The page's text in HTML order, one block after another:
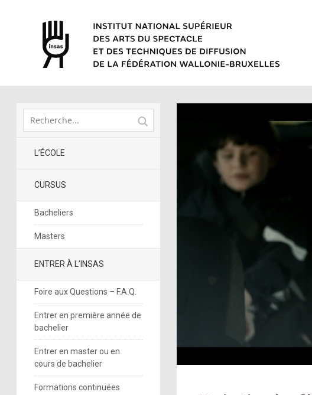
L’ÉCOLE
CURSUS
Bacheliers
Masters
ENTRER À L’INSAS
Foire aux Questions – F.A.Q.
Entrer en première année de
bachelier
Entrer en master ou en
cours de bachelier
Formations continuées